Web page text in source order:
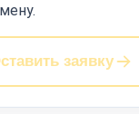
заявку